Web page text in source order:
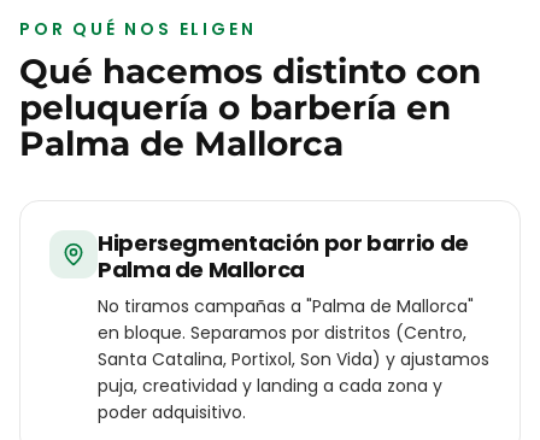
POR QUÉ NOS ELIGEN
Qué hacemos distinto con
peluquería o barbería en
Palma de Mallorca
Hipersegmentación por barrio de
Palma de Mallorca
No tiramos campañas a "Palma de Mallorca"
en bloque. Separamos por distritos (Centro,
Santa Catalina, Portixol, Son Vida) y ajustamos
puja, creatividad y landing a cada zona y
poder adquisitivo.